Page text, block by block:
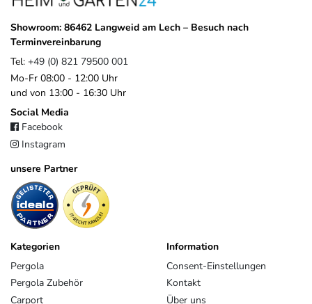
Pegaso Marine besonderen Wert auf
kurze Wegeund eine gleichbleibendhohe Produktqualität
Marke Weide bündelt dabei gezielt Produkte, die funktional
abgestimmt sind.
Im Gegensatz zu anonymen Importlösungen profitieren Sie von
einem klaren Ansprechpartner, gewachsenen Strukturen und einem
Unternehmen, das langfristig hinter seinen Produkten steht.
EU-Verantwortlicher
Pegaso Marine Handel und Service GmbH
Weberstrasse 8
86462 Langweid am Lech
service@heimundgarten24.de
+49 821 79500 001
https://www.weide.de/kontakt/
Showroom: 86462 Langweid am Lech – Besuch nach
Terminvereinbarung
Tel: +49 (0) 821 79500 001
Mo-Fr 08:00 - 12:00 Uhr
und von 13:00 - 16:30 Uhr
Social Media
Facebook
Instagram
unsere Partner
Kategorien
Pergola
Pergola Zubehör
Carport
Information
Consent-Einstellungen
Kontakt
Über uns